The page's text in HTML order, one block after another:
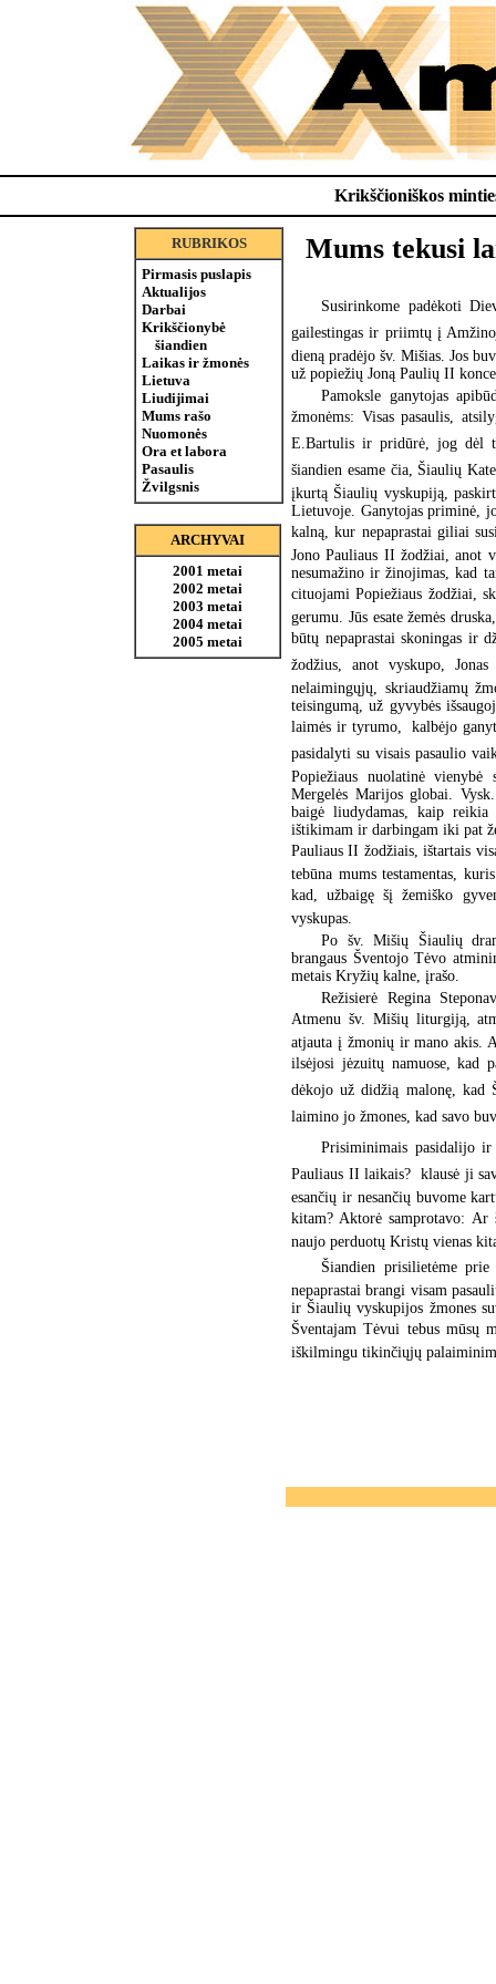
Krikščioniškos
RUBRIKOS
Pirmasis puslapis
Aktualijos
Darbai
Krikščionybė
šiandien
Laikas ir žmonės
Lietuva
Liudijimai
Mums rašo
Nuomonės
Ora et labora
Pasaulis
Žvilgsnis
ARCHYVAI
2001 metai
2002 metai
2003 metai
2004 metai
2005 metai
Mums tekusi
Susirinkome padėkoti
gailestingas ir priimtų į
dieną pradėjo šv. Mišias. Jos
už popiežių Joną Paulių II
Pamoksle ganytojas
žmonėms: Visas pasaulis,
E.Bartulis ir pridūrė, jog dėl
šiandien esame čia, Šiaulių
įkurtą Šiaulių vyskupiją,
Lietuvoje. Ganytojas priminė,
kalną, kur nepaprastai giliai
Jono Pauliaus II žodžiai, anot
nesumažino ir žinojimas, kad
cituojami Popiežiaus žodžiai,
gerumu. Jūs esate žemės
būtų nepaprastai skoningas ir
žodžius, anot vyskupo,
nelaimingųjų, skriaudžiamų
teisingumą, už gyvybės
laimės ir tyrumo,  kalbėjo
pasidalyti su visais pasaulio
Popiežiaus nuolatinė
Mergelės Marijos globai.
baigė liudydamas, kaip
ištikimam ir darbingam iki pat
Pauliaus II žodžiais, ištartais
tebūna mums testamentas,
kad, užbaigę šį žemiško
vyskupas.
Po šv. Mišių Šiaulių
brangaus Šventojo Tėvo
metais Kryžių kalne, įrašo.
Režisierė Regina
Atmenu šv. Mišių liturgiją,
atjauta į žmonių ir mano akis.
ilsėjosi jėzuitų namuose, kad
dėkojo už didžią malonę,
laimino jo žmones, kad savo
Prisiminimais pasidalijo
Pauliaus II laikais?  klausė ji
esančių ir nesančių buvome
kitam? Aktorė samprotavo:
naujo perduotų Kristų vienas
Šiandien prisilietėme
nepaprastai brangi visam
ir Šiaulių vyskupijos žmones
Šventajam Tėvui tebus mūsų
iškilmingu tikinčiųjų